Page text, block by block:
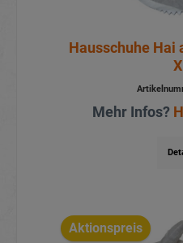
Hausschuhe Hai
Mehr Infos?
Aktionspreis